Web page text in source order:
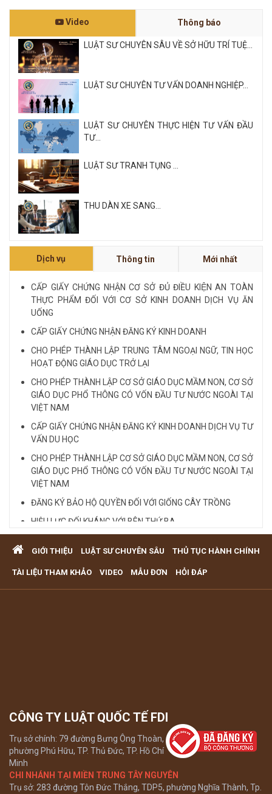
Video Thông báo
LUẬT SƯ CHUYÊN SÂU VỀ SỞ HỮU TRÍ TUỆ...
LUẬT SƯ CHUYÊN TƯ VẤN DOANH NGHIỆP...
LUẬT SƯ CHUYÊN THỰC HIỆN TƯ VẤN ĐẦU
TƯ...
LUẬT SƯ TRANH TỤNG ...
THU DÀN XE SANG...
NỘI QUY VÀ QUY CHẾ CÔNG TY LUẬT QUỐC
LUẬT SƯ CHUYÊN VỀ HÌNH SỰ...
Xem tất cả
Dịch vụ Thông tin Mới nhất
CẤP GIẤY CHỨNG NHẬN CƠ SỞ ĐỦ ĐIỀU KIỆN AN TOÀN
THỰC PHẨM ĐỐI VỚI CƠ SỞ KINH DOANH DỊCH VỤ ĂN
UỐNG
CẤP GIẤY CHỨNG NHẬN ĐĂNG KÝ KINH DOANH
CHO PHÉP THÀNH LẬP TRUNG TÂM NGOẠI NGỮ, TIN HỌC
HOẠT ĐỘNG GIÁO DỤC TRỞ LẠI
CHO PHÉP THÀNH LẬP CƠ SỞ GIÁO DỤC MẦM NON, CƠ SỞ
GIÁO DỤC PHỔ THÔNG CÓ VỐN ĐẦU TƯ NƯỚC NGOÀI TẠI
VIỆT NAM
CẤP GIẤY CHỨNG NHẬN ĐĂNG KÝ KINH DOANH DỊCH VỤ TƯ
VẤN DU HỌC
CHO PHÉP THÀNH LẬP CƠ SỞ GIÁO DỤC MẦM NON, CƠ SỞ
GIÁO DỤC PHỔ THÔNG CÓ VỐN ĐẦU TƯ NƯỚC NGOÀI TẠI
VIỆT NAM
ĐĂNG KÝ BẢO HỘ QUYỀN ĐỐI VỚI GIỐNG CÂY TRỒNG
HIỆU LỰC ĐỐI KHÁNG VỚI BÊN THỨ BA
với đất
VĂN PHÒNG LUẬT SƯ TƯ VẤN MIỄN PHÍ QUA ĐIỆN THOẠI
GIỚI THIỆU LUẬT SƯ CHUYÊN SÂU THỦ TỤC HÀNH CHÍNH
TÀI LIỆU THAM KHẢO VIDEO MẪU ĐƠN HỎI ĐÁP
CÔNG TY LUẬT QUỐC TẾ FDI
Trụ sở chính: 79 đường Bưng Ông Thoàn,
phường Phú Hữu, TP. Thủ Đức, TP. Hồ Chí
Minh
CHI NHÁNH TẠI MIỀN TRUNG TÂY NGUYÊN
Trụ sở: 283 đường Tôn Đức Thắng, TDP5, phường Nghĩa Thành, Tp.